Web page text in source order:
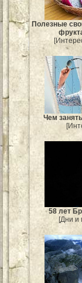
Полезные
Чем
58 лет
[Дни и